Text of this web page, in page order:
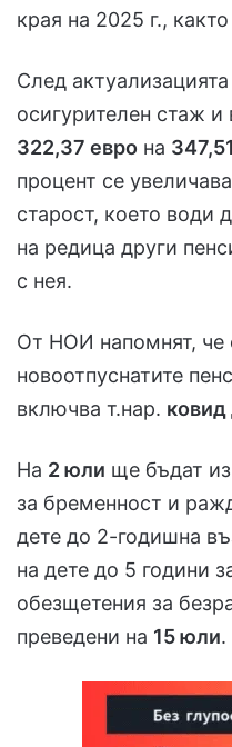
края на 2025 г.,
След
осигурителен стаж и
322,37 евро на
процент се
старост, което води
на редица други
с нея.
От НОИ напомнят, че
новоотпуснатите
включва т.нар. ковид
На 2 юли ще бъдат
за бременност и
дете до 2-годишна
на дете до 5 години
обезщетения за
преведени на 15 юли.